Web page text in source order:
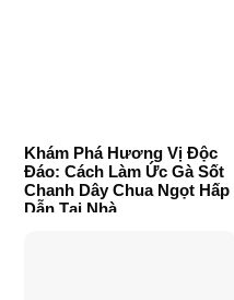
Khám Phá Hương Vị Độc
Đáo: Cách Làm Ức Gà Sốt
Chanh Dây Chua Ngọt Hấp
Dẫn Tại Nhà